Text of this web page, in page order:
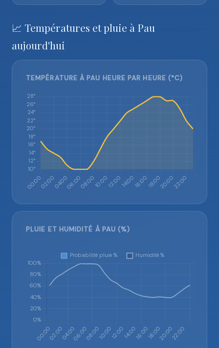
📈 Températures et pluie à Pau
aujourd'hui
TEMPÉRATURE À PAU HEURE PAR HEURE (°C)
PLUIE ET HUMIDITÉ À PAU (%)